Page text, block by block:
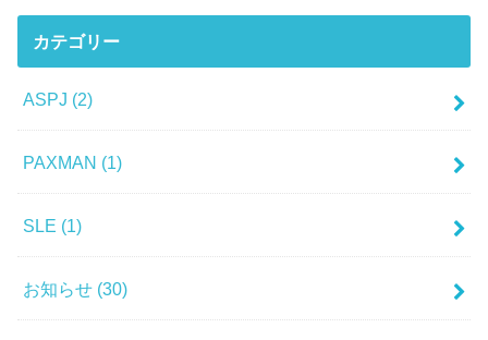
カテゴリー
ASPJ (2)
PAXMAN (1)
SLE (1)
お知らせ (30)